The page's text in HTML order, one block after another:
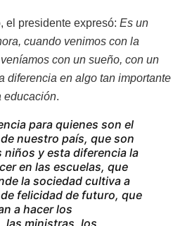
el presidente expresó: Es un
cuando venimos con la
con un sueño, con un
diferencia en algo tan importante
educación.
para quienes son el
nuestro país, que son
niños y esta diferencia la
en las escuelas, que
la sociedad cultiva a
felicidad de futuro, que
a hacer los
las ministras, los